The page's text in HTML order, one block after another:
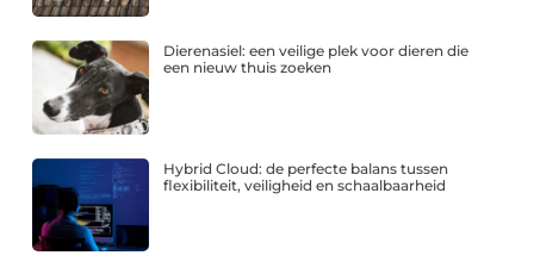
Dierenasiel: een veilige plek voor dieren die
een nieuw thuis zoeken
Hybrid Cloud: de perfecte balans tussen
flexibiliteit, veiligheid en schaalbaarheid